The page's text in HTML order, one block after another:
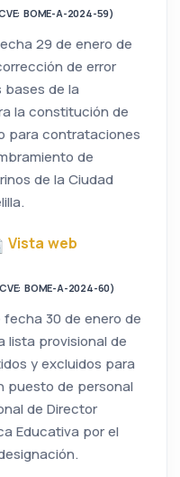
BOME-A-2024-59)
29 de enero de
de error
de la
la constitución de
para contrataciones
de
de la Ciudad
Vista web
BOME-A-2024-60)
fecha 30 de enero de
lista provisional de
y excluidos para
puesto de personal
de Director
Educativa por el